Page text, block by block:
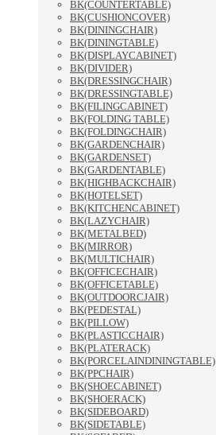
BK(COUNTERTABLE)
BK(CUSHIONCOVER)
BK(DININGCHAIR)
BK(DININGTABLE)
BK(DISPLAYCABINET)
BK(DIVIDER)
BK(DRESSINGCHAIR)
BK(DRESSINGTABLE)
BK(FILINGCABINET)
BK(FOLDING TABLE)
BK(FOLDINGCHAIR)
BK(GARDENCHAIR)
BK(GARDENSET)
BK(GARDENTABLE)
BK(HIGHBACKCHAIR)
BK(HOTELSET)
BK(KITCHENCABINET)
BK(LAZYCHAIR)
BK(METALBED)
BK(MIRROR)
BK(MULTICHAIR)
BK(OFFICECHAIR)
BK(OFFICETABLE)
BK(OUTDOORCJAIR)
BK(PEDESTAL)
BK(PILLOW)
BK(PLASTICCHAIR)
BK(PLATERACK)
BK(PORCELAINDININGTABLE)
BK(PPCHAIR)
BK(SHOECABINET)
BK(SHOERACK)
BK(SIDEBOARD)
BK(SIDETABLE)